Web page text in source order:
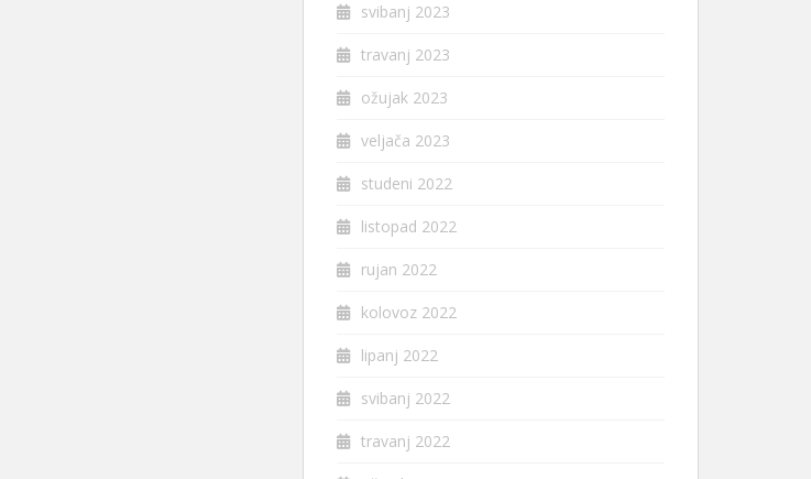
svibanj 2023
travanj 2023
ožujak 2023
veljača 2023
studeni 2022
listopad 2022
rujan 2022
kolovoz 2022
lipanj 2022
svibanj 2022
travanj 2022